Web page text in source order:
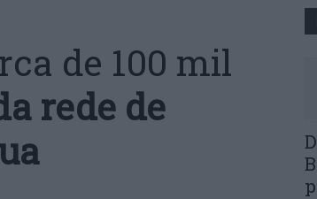
de 100 mil
rede de